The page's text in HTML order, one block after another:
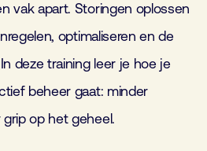
vak apart. Storingen oplossen
optimaliseren en de
deze training leer je hoe je
beheer gaat: minder
op het geheel.